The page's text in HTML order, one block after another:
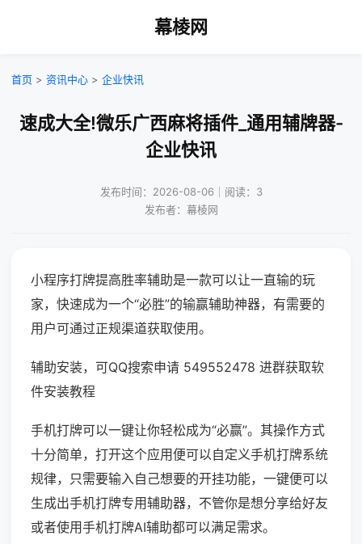
幕棱网
首页 > 资讯中心 > 企业快讯
速成大全!微乐广西麻将插件_通用辅牌器-
企业快讯
发布时间：2026-08-06｜阅读：3
发布者：幕棱网
小程序打牌提高胜率辅助是一款可以让一直输的玩
家，快速成为一个“必胜”的输赢辅助神器，有需要的
用户可通过正规渠道获取使用。
辅助安装，可QQ搜索申请 549552478 进群获取软
件安装教程
手机打牌可以一键让你轻松成为“必赢”。其操作方式
十分简单，打开这个应用便可以自定义手机打牌系统
规律，只需要输入自己想要的开挂功能，一键便可以
生成出手机打牌专用辅助器，不管你是想分享给好友
或者使用手机打牌AI辅助都可以满足需求。